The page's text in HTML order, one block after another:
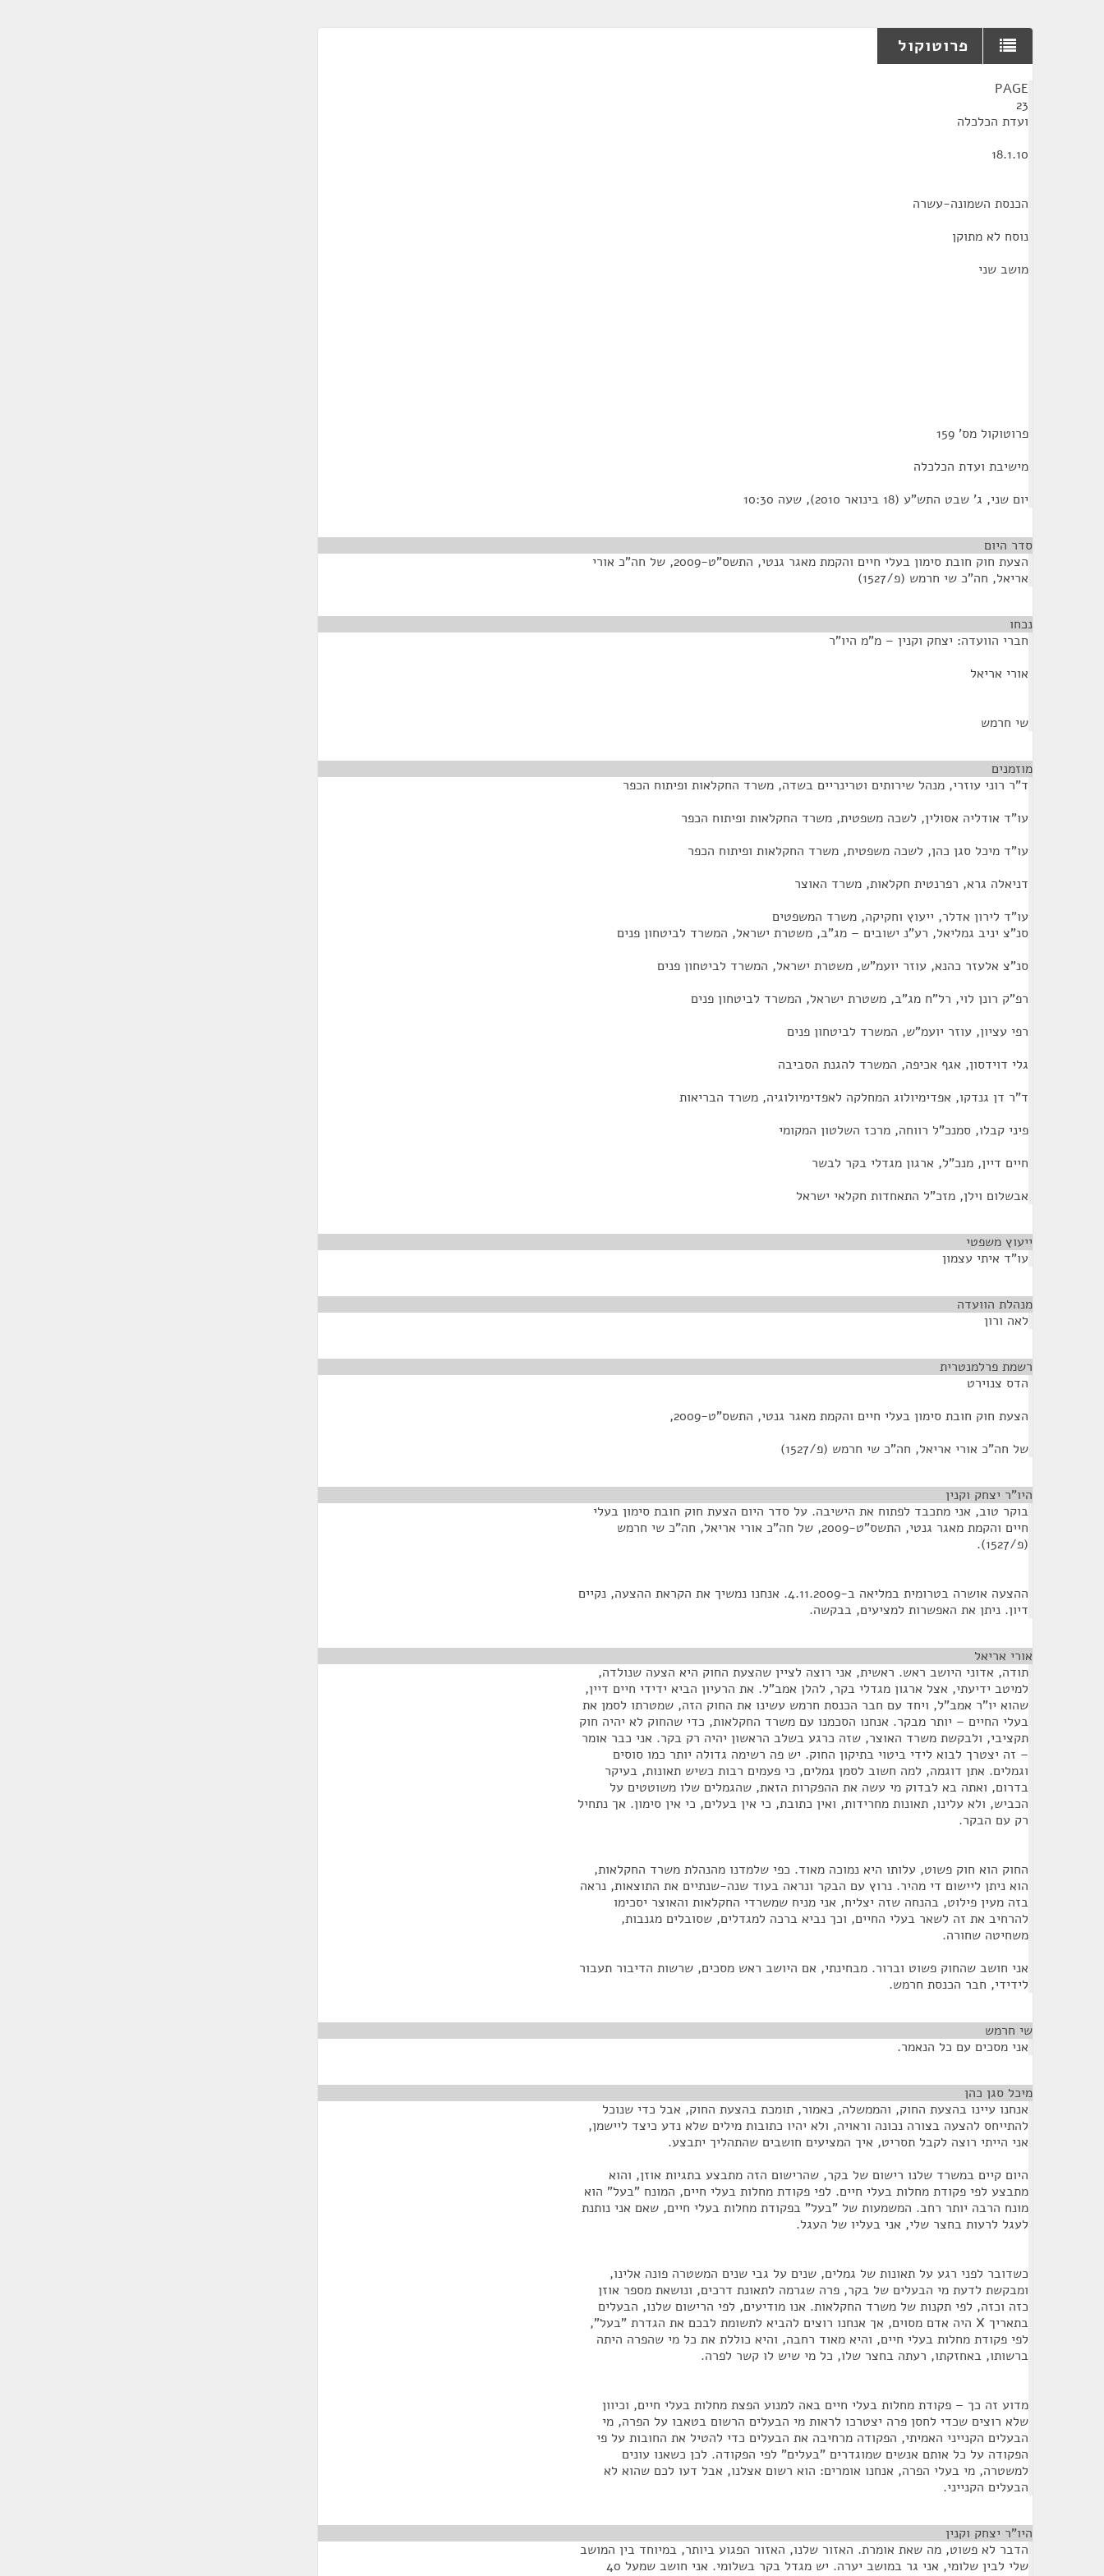
פרוטוקול
PAGE
23
ועדת הכלכלה
18.1.10
הכנסת השמונה-עשרה
נוסח לא מתוקן
מושב שני
פרוטוקול מס' 159
מישיבת ועדת הכלכלה
יום שני, ג' שבט התש"ע (18 בינואר 2010), שעה 10:30
סדר היום
הצעת חוק חובת סימון בעלי חיים והקמת מאגר גנטי, התשס"ט-2009, של חה"כ אורי
אריאל, חה"כ שי חרמש (פ/1527)
נכחו
חברי הוועדה: יצחק וקנין – מ"מ היו"ר
אורי אריאל
שי חרמש
מוזמנים
ד"ר רוני עוזרי, מנהל שירותים וטרינריים בשדה, משרד החקלאות ופיתוח הכפר
עו"ד אודליה אסולין, לשכה משפטית, משרד החקלאות ופיתוח הכפר
עו"ד מיכל סגן כהן, לשכה משפטית, משרד החקלאות ופיתוח הכפר
דניאלה גרא, רפרנטית חקלאות, משרד האוצר
עו"ד לירון אדלר, ייעוץ וחקיקה, משרד המשפטים
סנ"צ יניב גמליאל, רע"נ ישובים – מג"ב, משטרת ישראל, המשרד לביטחון פנים
סנ"צ אלעזר כהנא, עוזר יועמ"ש, משטרת ישראל, המשרד לביטחון פנים
רפ"ק רונן לוי, רל"ח מג"ב, משטרת ישראל, המשרד לביטחון פנים
רפי עציון, עוזר יועמ"ש, המשרד לביטחון פנים
גלי דוידסון, אגף אכיפה, המשרד להגנת הסביבה
ד"ר דן גנדקו, אפדימיולוג המחלקה לאפדימיולוגיה, משרד הבריאות
פיני קבלו, סמנכ"ל רווחה, מרכז השלטון המקומי
חיים דיין, מנכ"ל, ארגון מגדלי בקר לבשר
אבשלום וילן, מזכ"ל התאחדות חקלאי ישראל
ייעוץ משפטי
עו"ד איתי עצמון
מנהלת הוועדה
לאה ורון
רשמת פרלמנטרית
הדס צנוירט
הצעת חוק חובת סימון בעלי חיים והקמת מאגר גנטי, התשס"ט-2009,
של חה"כ אורי אריאל, חה"כ שי חרמש (פ/1527)
היו"ר יצחק וקנין
בוקר טוב, אני מתכבד לפתוח את הישיבה. על סדר היום הצעת חוק חובת סימון בעלי
חיים והקמת מאגר גנטי, התשס"ט-2009, של חה"כ אורי אריאל, חה"כ שי חרמש
(פ/1527).
ההצעה אושרה בטרומית במליאה ב-4.11.2009. אנחנו נמשיך את הקראת ההצעה, נקיים
דיון. ניתן את האפשרות למציעים, בבקשה.
אורי אריאל
תודה, אדוני היושב ראש. ראשית, אני רוצה לציין שהצעת החוק היא הצעה שנולדה,
למיטב ידיעתי, אצל ארגון מגדלי בקר, להלן אמב"ל. את הרעיון הביא ידידי חיים דיין,
שהוא יו"ר אמב"ל, ויחד עם חבר הכנסת חרמש עשינו את החוק הזה, שמטרתו לסמן את
בעלי החיים – יותר מבקר. אנחנו הסכמנו עם משרד החקלאות, כדי שהחוק לא יהיה חוק
תקציבי, ולבקשת משרד האוצר, שזה כרגע בשלב הראשון יהיה רק בקר. אני כבר אומר
– זה יצטרך לבוא לידי ביטוי בתיקון החוק. יש פה רשימה גדולה יותר כמו סוסים
וגמלים. אתן דוגמה, למה חשוב לסמן גמלים, כי פעמים רבות כשיש תאונות, בעיקר
בדרום, ואתה בא לבדוק מי עשה את ההפקרות הזאת, שהגמלים שלו משוטטים על
הכביש, ולא עלינו, תאונות מחרידות, ואין כתובת, כי אין בעלים, כי אין סימון. אך נתחיל
רק עם הבקר.
החוק הוא חוק פשוט, עלותו היא נמוכה מאוד. כפי שלמדנו מהנהלת משרד החקלאות,
הוא ניתן ליישום די מהיר. נרוץ עם הבקר ונראה בעוד שנה-שנתיים את התוצאות, נראה
בזה מעין פילוט, בהנחה שזה יצליח, אני מניח שמשרדי החקלאות והאוצר יסכימו
להרחיב את זה לשאר בעלי החיים, וכך נביא ברכה למגדלים, שסובלים מגנבות,
משחיטה שחורה.
אני חושב שהחוק פשוט וברור. מבחינתי, אם היושב ראש מסכים, שרשות הדיבור תעבור
לידידי, חבר הכנסת חרמש.
שי חרמש
אני מסכים עם כל הנאמר.
מיכל סגן כהן
אנחנו עיינו בהצעת החוק, והממשלה, כאמור, תומכת בהצעת החוק, אבל כדי שנוכל
להתייחס להצעה בצורה נכונה וראויה, ולא יהיו כתובות מילים שלא נדע כיצד ליישמן,
אני הייתי רוצה לקבל תסריט, איך המציעים חושבים שהתהליך יתבצע.
היום קיים במשרד שלנו רישום של בקר, שהרישום הזה מתבצע בתגיות אוזן, והוא
מתבצע לפי פקודת מחלות בעלי חיים. לפי פקודת מחלות בעלי חיים, המונח "בעל" הוא
מונח הרבה יותר רחב. המשמעות של "בעל" בפקודת מחלות בעלי חיים, שאם אני נותנת
לעגל לרעות בחצר שלי, אני בעליו של העגל.
כשדובר לפני רגע על תאונות של גמלים, שנים על גבי שנים המשטרה פונה אלינו,
ומבקשת לדעת מי הבעלים של בקר, פרה שגרמה לתאונת דרכים, ונושאת מספר אוזן
כזה וכזה, לפי תקנות של משרד החקלאות. אנו מודיעים, לפי הרישום שלנו, הבעלים
בתאריך X היה אדם מסוים, אך אנחנו רוצים להביא לתשומת לבכם את הגדרת "בעל",
לפי פקודת מחלות בעלי חיים, והיא מאוד רחבה, והיא כוללת את כל מי שהפרה היתה
ברשותו, באחזקתו, רעתה בחצר שלו, כל מי שיש לו קשר לפרה.
מדוע זה כך – פקודת מחלות בעלי חיים באה למנוע הפצת מחלות בעלי חיים, וכיוון
שלא רוצים שכדי לחסן פרה יצטרכו לראות מי הבעלים הרשום בטאבו על הפרה, מי
הבעלים הקנייני האמיתי, הפקודה מרחיבה את הבעלים כדי להטיל את החובות על פי
הפקודה על כל אותם אנשים שמוגדרים "בעלים" לפי הפקודה. לכן כשאנו עונים
למשטרה, מי בעלי הפרה, אנחנו אומרים: הוא רשום אצלנו, אבל דעו לכם שהוא לא
הבעלים הקנייני.
היו"ר יצחק וקנין
הדבר לא פשוט, מה שאת אומרת. האזור שלנו, האזור הפגוע ביותר, במיוחד בין המושב
שלי לבין שלומי, אני גר במושב יערה. יש מגדל בקר בשלומי. אני חושב שמעל 40